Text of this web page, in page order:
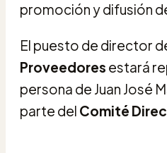
promoción y difusión
El puesto de director
Proveedores estará
persona de Juan José
parte del Comité